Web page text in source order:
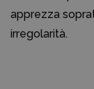
apprezza
irregolarità.